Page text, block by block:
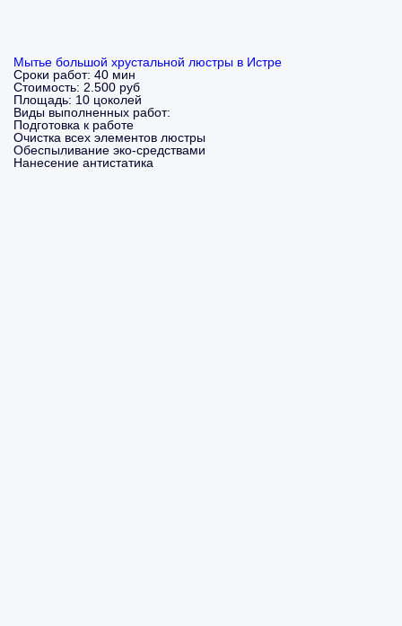
Мытье большой хрустальной люстры в Истре
Сроки работ: 40 мин
Стоимость: 2.500 руб
Площадь: 10 цоколей
Виды выполненных работ:
Подготовка к работе
Очистка всех элементов люстры
Обеспыливание эко-средствами
Нанесение антистатика